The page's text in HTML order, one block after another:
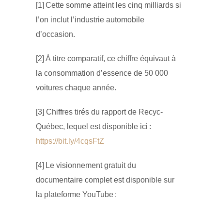
[1] Cette somme atteint les cinq milliards si
l’on inclut l’industrie automobile
d’occasion.
[2] À titre comparatif, ce chiffre équivaut à
la consommation d’essence de 50 000
voitures chaque année.
[3] Chiffres tirés du rapport de Recyc-
Québec, lequel est disponible ici :
https://bit.ly/4cqsFtZ
[4] Le visionnement gratuit du
documentaire complet est disponible sur
la plateforme YouTube :